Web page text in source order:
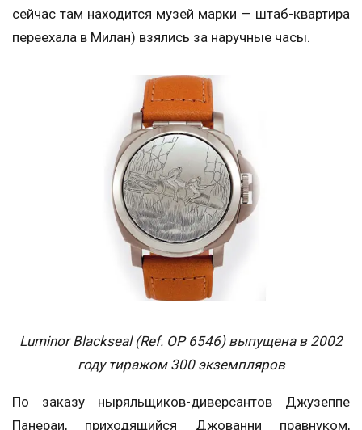
сейчас там находится музей марки — штаб-квартира
переехала в Милан) взялись за наручные часы.
Luminor Blackseal (Ref. OP 6546) выпущена в 2002
году тиражом 300 экземпляров
По заказу ныряльщиков-диверсантов Джузеппе
Панераи, приходящийся Джованни правнуком,